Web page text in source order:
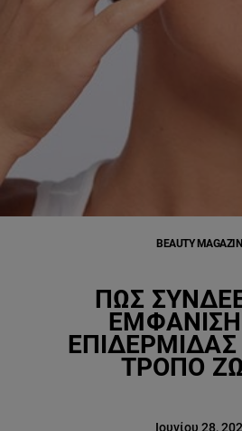
BEAUTY
ΠΏΣ
ΤΡΌΠΟ
Ιουνίου 28,